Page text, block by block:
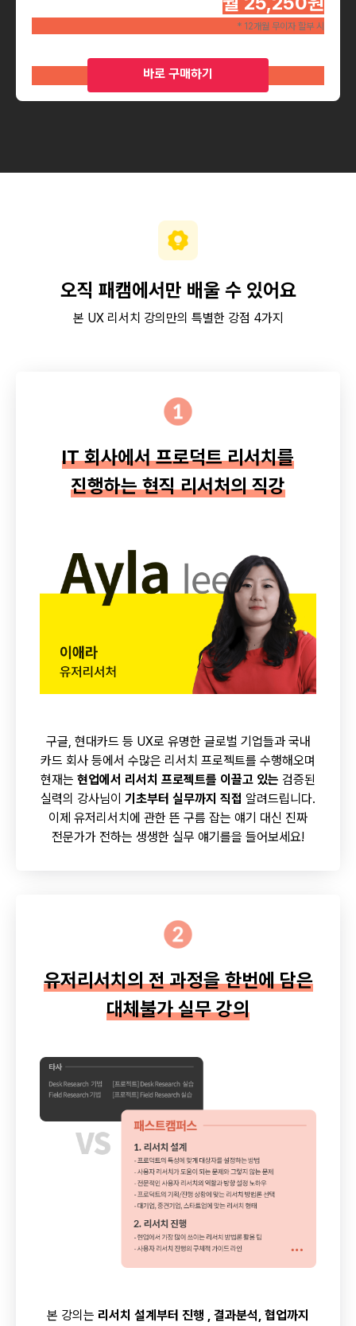
* 12개월 무이자 할부 시
바로 구매하기
오직 패캠에서만 배울 수 있어요
본 UX 리서치 강의만의 특별한 강점 4가지
IT 회사에서 프로덕트 리서치를
진행하는 현직 리서처의 직강
구글, 현대카드 등 UX로 유명한 글로벌 기업들과 국내
카드 회사 등에서 수많은 리서치 프로젝트를 수행해오며
현재는 현업에서 리서치 프로젝트를 이끌고 있는 검증된
실력의 강사님이 기초부터 실무까지 직접 알려드립니다.
이제 유저리서치에 관한 뜬 구름 잡는 얘기 대신 진짜
전문가가 전하는 생생한 실무 얘기를을 들어보세요!
유저리서치의 전 과정을 한번에 담은
대체불가 실무 강의
본 강의는 리서치 설계부터 진행 , 결과분석, 협업까지